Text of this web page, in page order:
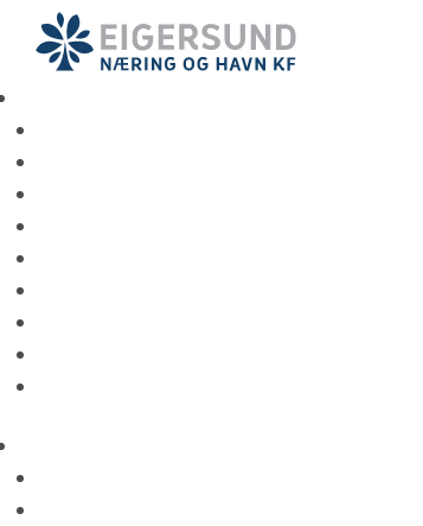
hovedinnhold